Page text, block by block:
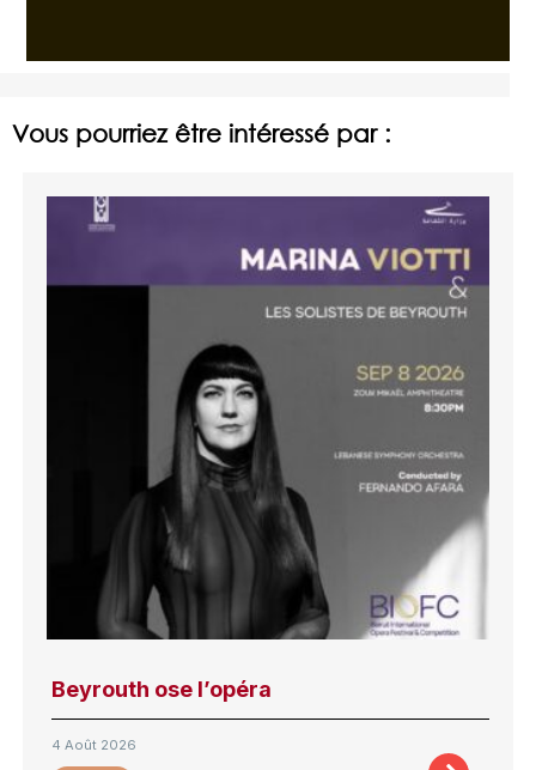
Vous pourriez être intéressé par :
Beyrouth ose l’opéra
4 Août 2026